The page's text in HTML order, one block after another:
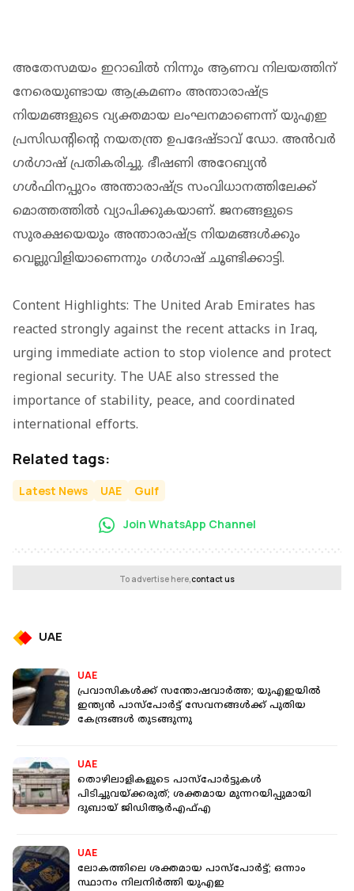
അതേസമയം ഇറാഖില്‍ നിന്നും ആണവ നിലയത്തിന്
നേരെയുണ്ടായ ആക്രമണം അന്താരാഷ്ട്ര
നിയമങ്ങളുടെ വ്യക്തമായ ലംഘനമാണെന്ന് യുഎഇ
പ്രസിഡന്റിന്റെ നയതന്ത്ര ഉപദേഷ്ടാവ് ഡോ. അന്‍വര്‍
ഗര്‍ഗാഷ് പ്രതികരിച്ചു. ഭീഷണി അറേബ്യന്‍
ഗള്‍ഫിനപ്പുറം അന്താരാഷ്ട്ര സംവിധാനത്തിലേക്ക്
മൊത്തത്തില്‍ വ്യാപിക്കുകയാണ്. ജനങ്ങളുടെ
സുരക്ഷയെയും അന്താരാഷ്ട്ര നിയമങ്ങള്‍ക്കും
വെല്ലുവിളിയാണെന്നും ഗര്‍ഗാഷ് ചൂണ്ടിക്കാട്ടി.
Content Highlights: The United Arab Emirates has
reacted strongly against the recent attacks in Iraq,
urging immediate action to stop violence and protect
regional security. The UAE also stressed the
importance of stability, peace, and coordinated
international efforts.
Related tags:
Latest News UAE Gulf
Join WhatsApp Channel
To advertise here,contact us
UAE
UAE
പ്രവാസികൾക്ക് സന്തോഷവാർ‌ത്ത; യുഎഇയിൽ
ഇന്ത്യൻ പാസ്‌പോർട്ട് സേവനങ്ങൾക്ക് പുതിയ
കേന്ദ്രങ്ങൾ തുടങ്ങുന്നു
UAE
തൊഴിലാളികളുടെ പാസ്പോർട്ടുകൾ
പിടിച്ചുവയ്ക്കരുത്; ശക്തമായ മുന്നറയിപ്പുമായി
ദുബായ് ജിഡിആർഎഫ്എ
UAE
ലോകത്തിലെ ശക്തമായ പാസ്പോർട്ട്; ഒന്നാം
സ്ഥാനം നിലനിർത്തി യുഎഇ